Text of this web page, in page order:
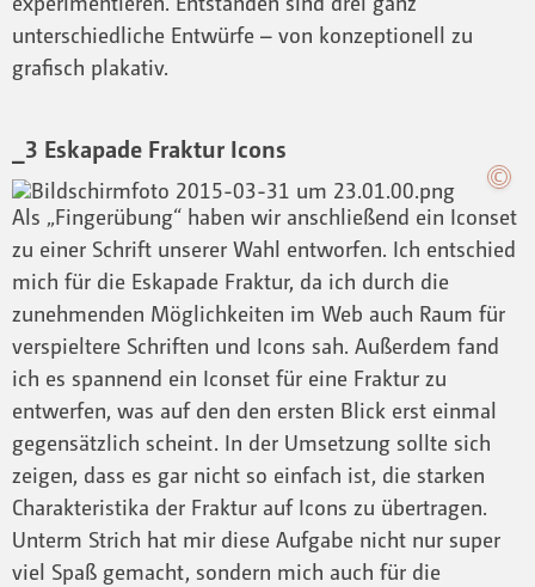
unterschiedliche Entwürfe – von konzeptionell zu
grafisch plakativ.
_3 Eskapade Fraktur Icons
Als „Fingerübung“ haben wir anschließend ein Iconset
zu einer Schrift unserer Wahl entworfen. Ich entschied
mich für die Eskapade Fraktur, da ich durch die
zunehmenden Möglichkeiten im Web auch Raum für
verspieltere Schriften und Icons sah. Außerdem fand
ich es spannend ein Iconset für eine Fraktur zu
entwerfen, was auf den den ersten Blick erst einmal
gegensätzlich scheint. In der Umsetzung sollte sich
zeigen, dass es gar nicht so einfach ist, die starken
Charakteristika der Fraktur auf Icons zu übertragen.
Unterm Strich hat mir diese Aufgabe nicht nur super
viel Spaß gemacht, sondern mich auch für die